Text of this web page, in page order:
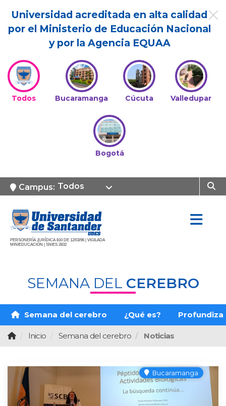
Universidad acreditada en alta calidad
por el Ministerio de Educación Nacional
y por la Agencia EQUAA
Todos Bucaramanga Cúcuta Valledupar
Bogotá
Campus: Todos
PERSONERÍA JURÍDICA 810 DE 12/03/96 | VIGILADA
MINIEDUCACIÓN | SNIES 2832
SEMANA DEL CEREBRO
Semana del cerebro ¿Qué es? Profundiza
Inicio Semana del cerebro Noticias
Bucaramanga